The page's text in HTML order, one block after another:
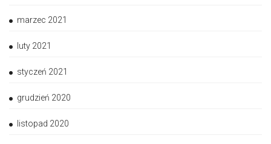
marzec 2021
luty 2021
styczeń 2021
grudzień 2020
listopad 2020